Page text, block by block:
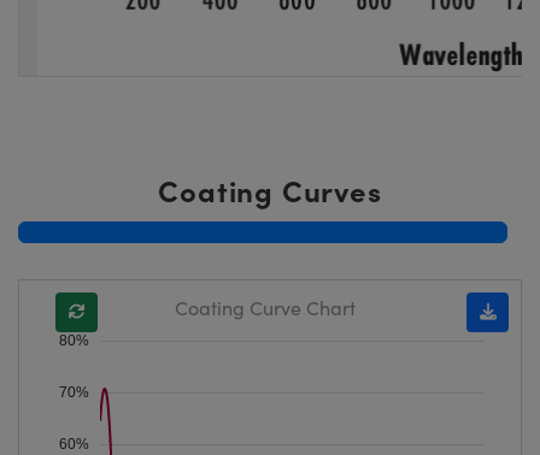
Coating Curves
60%
70%
80%
Coating Curve Chart